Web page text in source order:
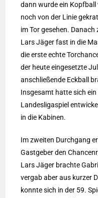
dann wurde ein
noch von der Linie
im Tor gesehen.
Lars Jäger fast in die
die erste echte
der heute eingesetzte
anschließende Eckball
Insgesamt hatte sich
Landesligaspiel
in die Kabinen.
Im zweiten Durchgang
Gastgeber den
Lars Jäger brachte
vergab aber aus kurzer
konnte sich in der 59.